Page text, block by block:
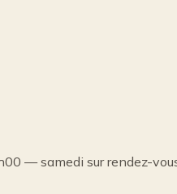
— samedi sur rendez-